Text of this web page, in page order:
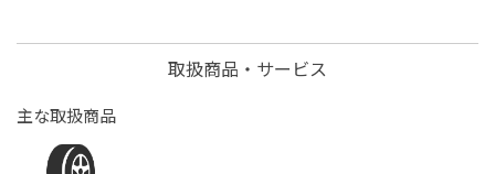
取扱商品・サービス
主な取扱商品